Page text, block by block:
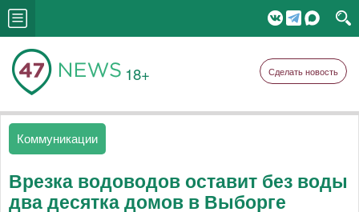
18+ Сделать новость
Коммуникации
Врезка водоводов оставит без воды
два десятка домов в Выборге